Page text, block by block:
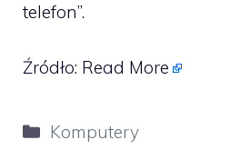
telefon”.
Źródło: Read More
Kategorie
Komputery